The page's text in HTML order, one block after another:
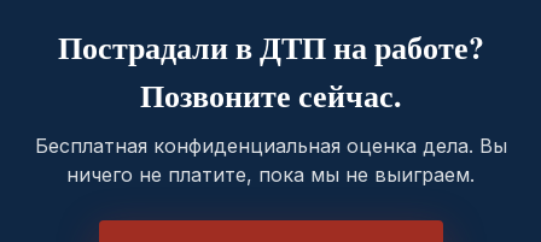
Пострадали в ДТП на работе?
Позвоните сейчас.
Бесплатная конфиденциальная оценка дела. Вы
ничего не платите, пока мы не выиграем.